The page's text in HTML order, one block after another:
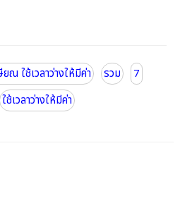
ณ ใช้เวลาว่างให้มีค่า รวม
7
ใช้เวลาว่างให้มีค่า